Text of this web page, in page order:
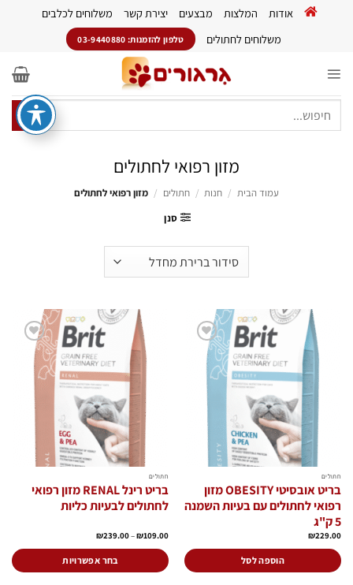
אודות המלצות מבצעים יצירת קשר
משלוחים לכלבים
משלוחים לחתולים
טלפון להזמנות: 03-9440880
מזון רפואי לחתולים
עמוד הבית / חנות / חתולים / מזון רפואי לחתולים
סנן
לרשימת
המשאלות
חתולים
בריט אובסיטי OBESITY מזון
רפואי לחתולים עם בעיות השמנה
5 ק"ג
₪229.00
הוספה לסל
לרשימת
המשאלות
חתולים
בריט רינל RENAL מזון רפואי
לחתולים לבעיות כליות
₪109.00
–
₪239.00 טווח
⁦₪109.00⁩
עד
בחר אפשרויות